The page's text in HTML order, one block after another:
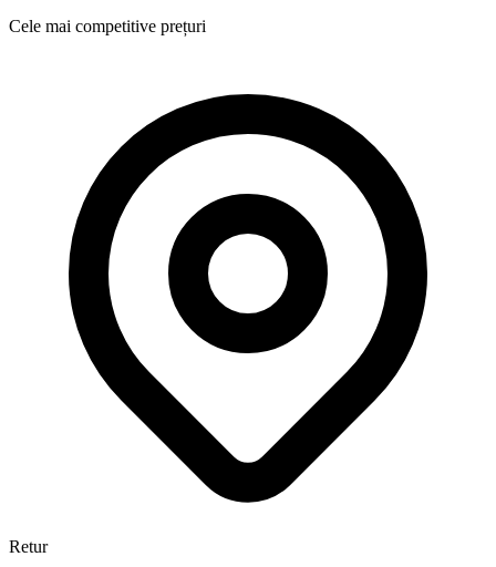
Cele mai competitive prețuri
Retur